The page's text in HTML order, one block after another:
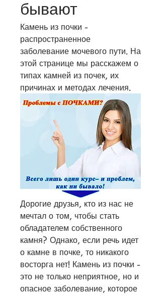
бывают
Камень из почки -
распространенное
заболевание мочевого пути. На
этой странице мы расскажем о
типах камней из почек, их
причинах и методах лечения.
Дорогие друзья, кто из нас не
мечтал о том, чтобы стать
обладателем собственного
камня? Однако, если речь идет
о камне в почке, то никакого
восторга нет! Камень из почки -
это не только неприятное, но и
опасное заболевание, которое